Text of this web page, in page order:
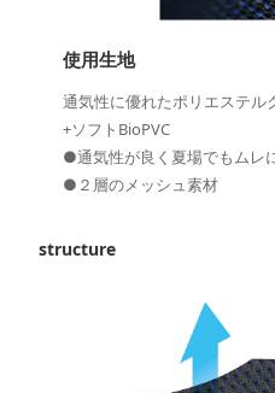
使用生地
通気性に優れたポリエステル
+ソフトBioPVC
●通気性が良く夏場でもムレ
●２層のメッシュ素材
structure